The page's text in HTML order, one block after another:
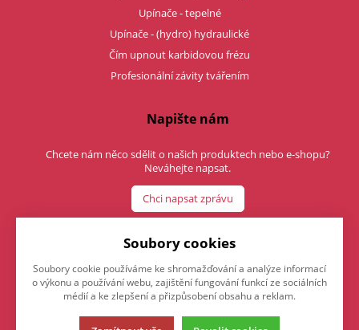
Upínače - tepelné
Upínače - (hydro) hydraulické
Čím upnout karbidovou frézu
Profesionální závity tvářením
Napište nám
Chcete nám něco sdělit o našich produktech nebo e-shopu?
Neváhejte napsat.
Chci napsat zprávu
Soubory cookies
Soubory cookie používáme ke shromažďování a analýze informací
o výkonu a používání webu, zajištění fungování funkcí ze sociálních
médií a ke zlepšení a přizpůsobení obsahu a reklam.